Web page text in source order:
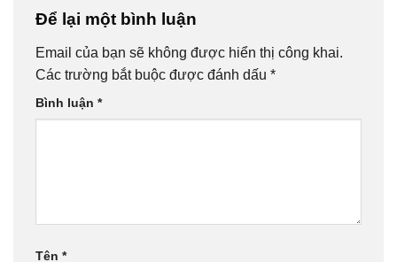
Để lại một bình luận
Email của bạn sẽ không được hiển thị công khai.
Các trường bắt buộc được đánh dấu *
Bình luận *
Tên *